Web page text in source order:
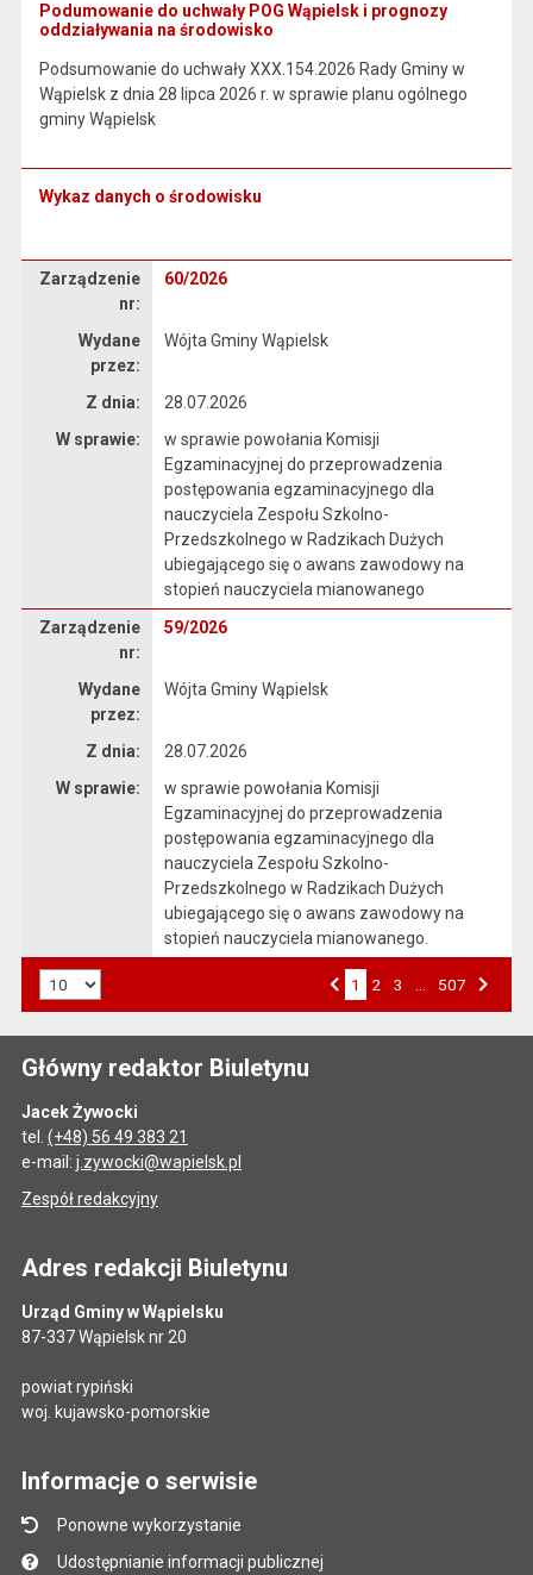
Podumowanie do uchwały POG Wąpielsk i prognozy
oddziaływania na środowisko
Podsumowanie do uchwały XXX.154.2026 Rady Gminy w
Wąpielsk z dnia 28 lipca 2026 r. w sprawie planu ogólnego
gminy Wąpielsk
Wykaz danych o środowisku
Zarządzenie
nr:
60/2026
Wydane
przez:
Wójta Gminy Wąpielsk
Z dnia:
28.07.2026
W sprawie:
w sprawie powołania Komisji
Egzaminacyjnej do przeprowadzenia
postępowania egzaminacyjnego dla
nauczyciela Zespołu Szkolno-
Przedszkolnego w Radzikach Dużych
ubiegającego się o awans zawodowy na
stopień nauczyciela mianowanego
Zarządzenie
nr:
59/2026
Wydane
przez:
Wójta Gminy Wąpielsk
Z dnia:
28.07.2026
W sprawie:
w sprawie powołania Komisji
Egzaminacyjnej do przeprowadzenia
postępowania egzaminacyjnego dla
nauczyciela Zespołu Szkolno-
Przedszkolnego w Radzikach Dużych
ubiegającego się o awans zawodowy na
stopień nauczyciela mianowanego.
1 2 3 … 507
Główny redaktor Biuletynu
Jacek Żywocki
tel. (+48) 56 49 383 21
e-mail: j.zywocki@wapielsk.pl
Zespół redakcyjny
Adres redakcji Biuletynu
Urząd Gminy w Wąpielsku
87-337 Wąpielsk nr 20
powiat rypiński
woj. kujawsko-pomorskie
Informacje o serwisie
Ponowne wykorzystanie
Udostępnianie informacji publicznej